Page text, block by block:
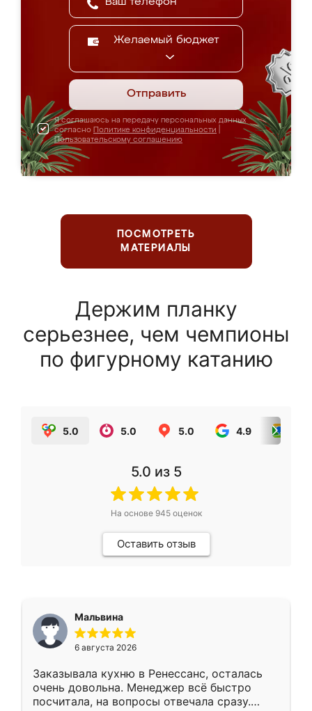
Желаемый бюджет
Отправить
Я соглашаюсь на передачу персональных данных
согласно Политике конфиденциальности
Пользовательскому соглашению
ПОСМОТРЕТЬ
МАТЕРИАЛЫ
Держим планку
серьезнее, чем чемпионы
по фигурному катанию
5.0 5.0 5.0 4.9
5.0 из 5
На основе 945оценок
Оставить отзыв
Мальвина
6 августа 2026
Заказывала кухню в Ренессанс, осталась
очень довольна. Менеджер всё быстро
посчитала, на вопросы отвечала сразу.